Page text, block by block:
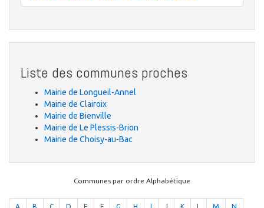
Liste des communes proches
Mairie de Longueil-Annel
Mairie de Clairoix
Mairie de Bienville
Mairie de Le Plessis-Brion
Mairie de Choisy-au-Bac
Communes par ordre Alphabétique